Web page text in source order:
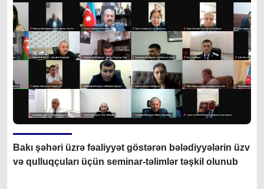
Bakı şəhəri üzrə fəaliyyət göstərən bələdiyyələrin üzv
və qulluqçuları üçün seminar-təlimlər təşkil olunub